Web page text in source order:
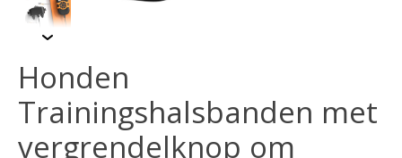
Honden
Trainingshalsbanden met
vergrendelknop om